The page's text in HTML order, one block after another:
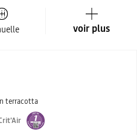
voir plus
terracotta